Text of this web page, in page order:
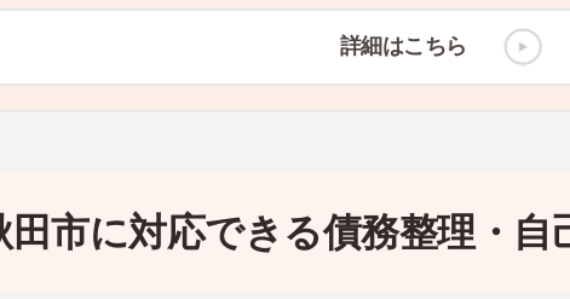
詳細はこちら
田市に対応できる債務整理・自